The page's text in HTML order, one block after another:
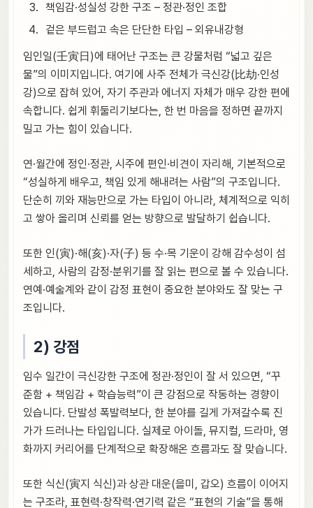
책임감·성실성 강한 구조 – 정관·정인 조합
겉은 부드럽고 속은 단단한 타입 – 외유내강형
임인일(壬寅日)에 태어난 구조는 큰 강물처럼 “넓고 깊은
물”의 이미지입니다. 여기에 사주 전체가 극신강(比劫·인성
강)으로 잡혀 있어, 자기 주관과 에너지 자체가 매우 강한 편에
속합니다. 쉽게 휘둘리기보다는, 한 번 마음을 정하면 끝까지
밀고 가는 힘이 있습니다.
연·월간에 정인·정관, 시주에 편인·비견이 자리해, 기본적으로
“성실하게 배우고, 책임 있게 해내려는 사람”의 구조입니다.
단순히 끼와 재능만으로 가는 타입이 아니라, 체계적으로 익히
고 쌓아 올리며 신뢰를 얻는 방향으로 발달하기 쉽습니다.
또한 인(寅)·해(亥)·자(子) 등 수·목 기운이 강해 감수성이 섬
세하고, 사람의 감정·분위기를 잘 읽는 편으로 볼 수 있습니다.
연예·예술계와 같이 감정 표현이 중요한 분야와도 잘 맞는 구
조입니다.
2) 강점
임수 일간이 극신강한 구조에 정관·정인이 잘 서 있으면, “꾸
준함 + 책임감 + 학습능력”이 큰 강점으로 작동하는 경향이
있습니다. 단발성 폭발력보다, 한 분야를 길게 가져갈수록 진
가가 드러나는 타입입니다. 실제로 아이돌, 뮤지컬, 드라마, 영
화까지 커리어를 단계적으로 확장해온 흐름과도 잘 맞습니다.
또한 식신(寅지 식신)과 상관 대운(을미, 갑오) 흐름이 이어지
는 구조라, 표현력·창작력·연기력 같은 “표현의 기술”을 통해